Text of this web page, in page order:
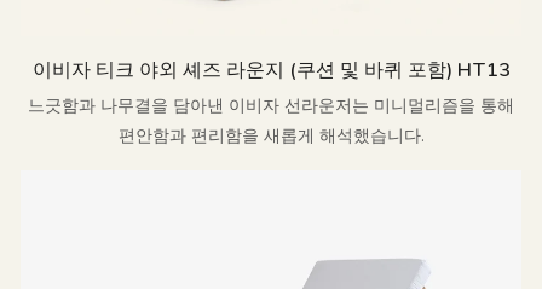
이비자 티크 야외 셰즈 라운지 (쿠션 및 바퀴 포함) HT13
느긋함과 나무결을 담아낸 이비자 선라운저는 미니멀리즘을 통해
편안함과 편리함을 새롭게 해석했습니다.